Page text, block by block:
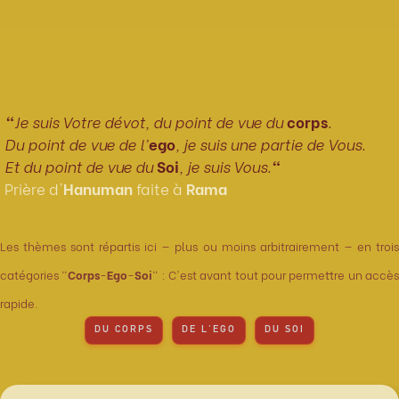
"Je suis Votre dévot, du point de vue ducorps.
Du point de vue de l'ego, je suis une partie de Vous.
Et du point de vue duSoi, je suis Vous."
Prière d'Hanumanfaite à Rama
Les thèmes sont répartis ici — plus ou moins arbitrairement — en trois
catégories "Corps-Ego-Soi" : C'est avant tout pour permettre un accès
rapide.
DU CORPS DE L'EGO DU SOI